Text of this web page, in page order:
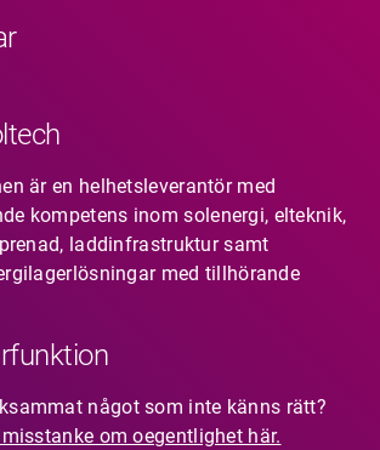
är en helhetsleverantör med
kompetens inom solenergi, elteknik,
laddinfrastruktur samt
med tillhörande
något som inte känns rätt?
om oegentlighet här.